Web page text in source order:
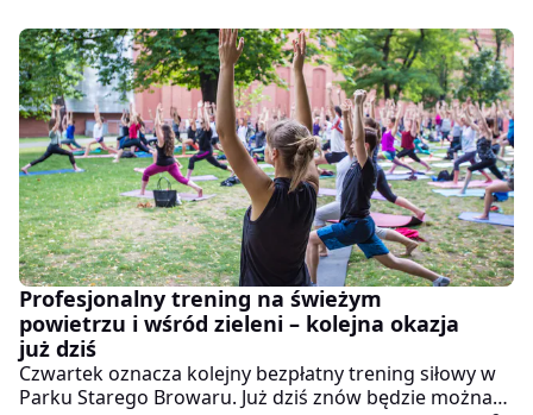
Profesjonalny trening na świeżym
powietrzu i wśród zieleni – kolejna okazja
już dziś
Czwartek oznacza kolejny bezpłatny trening siłowy w
Parku Starego Browaru. Już dziś znów będzie można